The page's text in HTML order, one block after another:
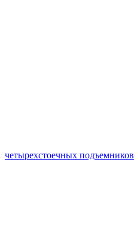
четырехстоечных подъемников